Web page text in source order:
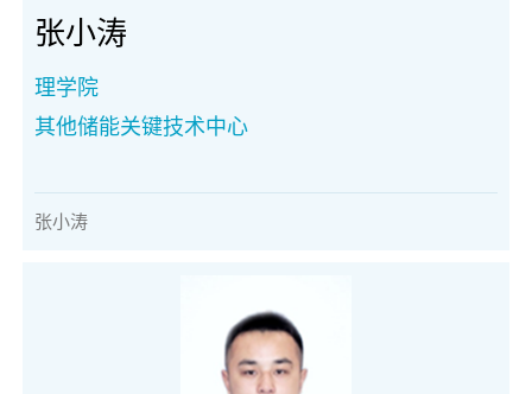
张小涛
理学院
其他储能关键技术中心
张小涛